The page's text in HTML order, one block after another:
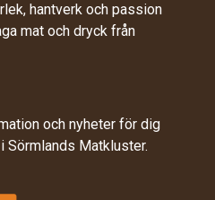
hantverk och passion
mat och dryck från
och nyheter för dig
Sörmlands Matkluster.